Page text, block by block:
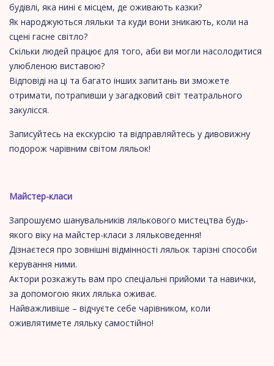
будівлі, яка нині є місцем, де оживають казки?
Як народжуються ляльки та куди вони зникають, коли на
сцені гасне світло?
Скільки людей працює для того, аби ви могли насолодитися
улюбленою виставою?
Відповіді на ці та багато інших запитань ви зможете
отримати, потрапивши у загадковий світ театрального
закулісся.
Записуйтесь на екскурсію та відправляйтесь у дивовижну
подорож чарівним світом ляльок!
Майстер-класи
Запрошуємо шанувальників лялькового мистецтва будь-
якого віку на майстер-класи з ляльковедення!
Дізнаєтеся про зовнішні відмінності ляльок тарізні способи
керування ними.
Актори розкажуть вам про спеціальні прийоми та навички,
за допомогою яких лялька оживає.
Найважливіше – відчуєте себе чарівником, коли
оживлятимете ляльку самостійно!